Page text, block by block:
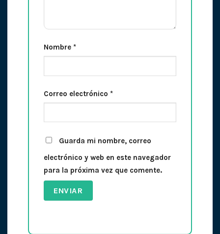
Nombre *
Correo electrónico *
Guarda mi nombre, correo
electrónico y web en este navegador
para la próxima vez que comente.